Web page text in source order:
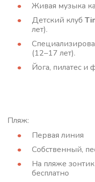
Живая музыка
Детский клуб
лет).
(12–17 лет).
Йога, пилатес и
Пляж:
Первая линия
Собственный,
На пляже
бесплатно